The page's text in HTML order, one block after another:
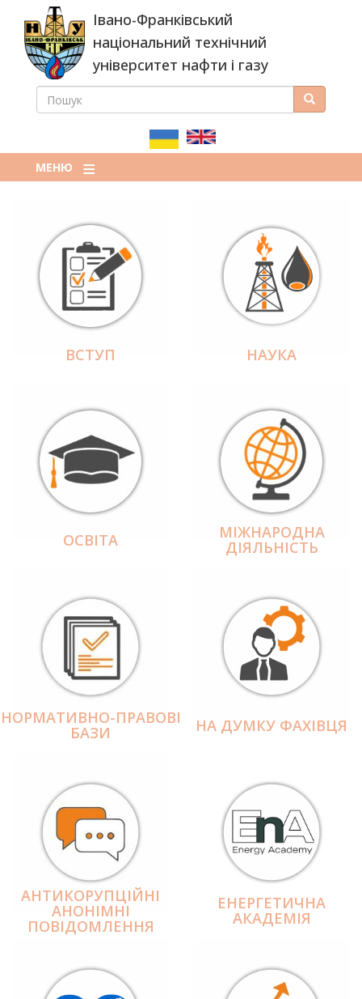
основного
вмісту
Івано-Франківський
національний технічний
університет нафти і газу
ПОШУКОВА
ПОШУК Пошук
МЕНЮ
ВСТУП НАУКА
ОСВІТА МІЖНАРОДНА
ДІЯЛЬНІCТЬ
НОРМАТИВНО-ПРАВОВІ
БАЗИ НА ДУМКУ ФАХІВЦЯ
АНТИКОРУПЦІЙНІ
АНОНІМНІ
ПОВІДОМЛЕННЯ
ЕНЕРГЕТИЧНА
АКАДЕМІЯ